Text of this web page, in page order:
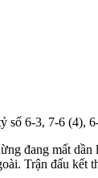
6-3, 7-6
đang mất
Trận đấu